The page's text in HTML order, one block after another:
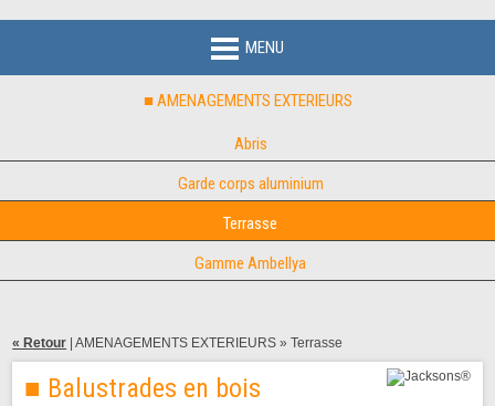
MENU
■ AMENAGEMENTS EXTERIEURS
Abris
Garde corps aluminium
Terrasse
Gamme Ambellya
« Retour |AMENAGEMENTS EXTERIEURS » Terrasse
■ Balustrades en bois